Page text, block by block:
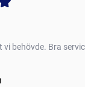
vi behövde. Bra